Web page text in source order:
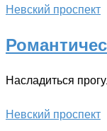
Невский проспект
Насладиться
Невский проспект